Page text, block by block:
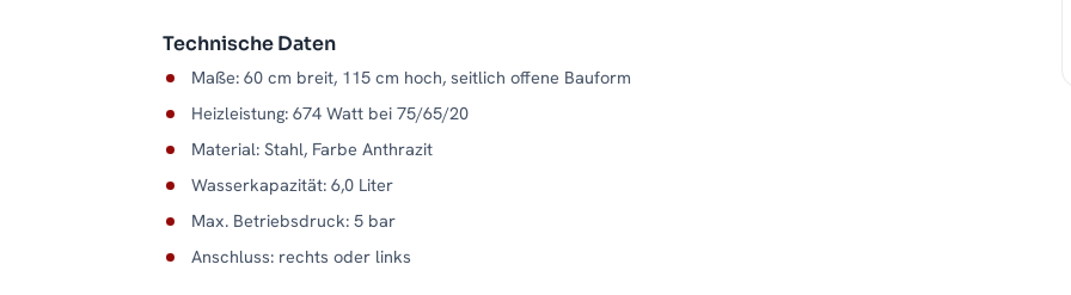
Technische Daten
Maße: 60 cm breit, 115 cm hoch, seitlich offene Bauform
Heizleistung: 674 Watt bei 75/65/20
Material: Stahl, Farbe Anthrazit
Wasserkapazität: 6,0 Liter
Max. Betriebsdruck: 5 bar
Anschluss: rechts oder links